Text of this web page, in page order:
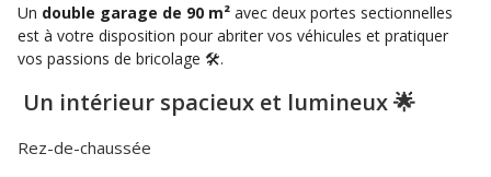
Un double garage de 90 m² avec deux portes sectionnelles
est à votre disposition pour abriter vos véhicules et pratiquer
vos passions de bricolage 🛠️.
Un intérieur spacieux et lumineux 🌟
Rez-de-chaussée